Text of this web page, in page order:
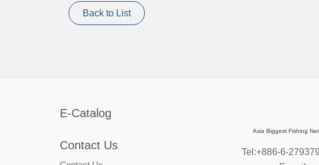
Back to List
E-Catalog
Contact Us
Asia Biggest Fishing
Tel:+886-6-